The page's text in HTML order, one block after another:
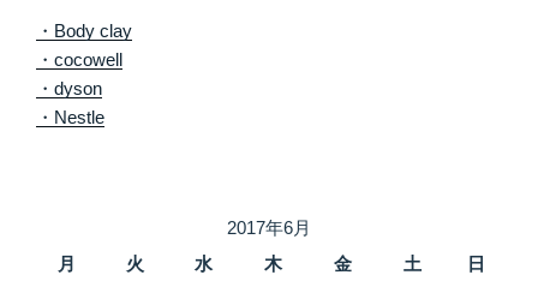
・Body clay
・cocowell
・dyson
・Nestle
2017年6月
月
火 水 木 金 土 日